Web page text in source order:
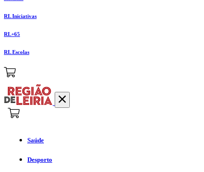
RL Iniciativas
RL+65
RL Escolas
Saúde
Desporto